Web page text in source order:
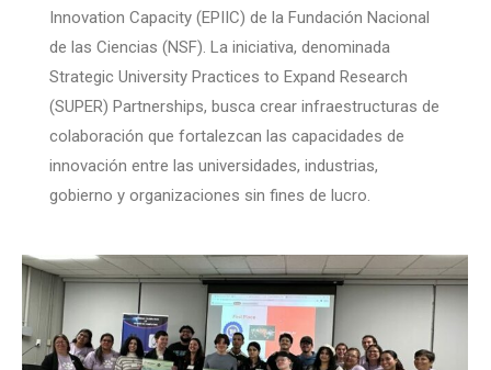
Innovation Capacity (EPIIC) de la Fundación Nacional
de las Ciencias (NSF). La iniciativa, denominada
Strategic University Practices to Expand Research
(SUPER) Partnerships, busca crear infraestructuras de
colaboración que fortalezcan las capacidades de
innovación entre las universidades, industrias,
gobierno y organizaciones sin fines de lucro.